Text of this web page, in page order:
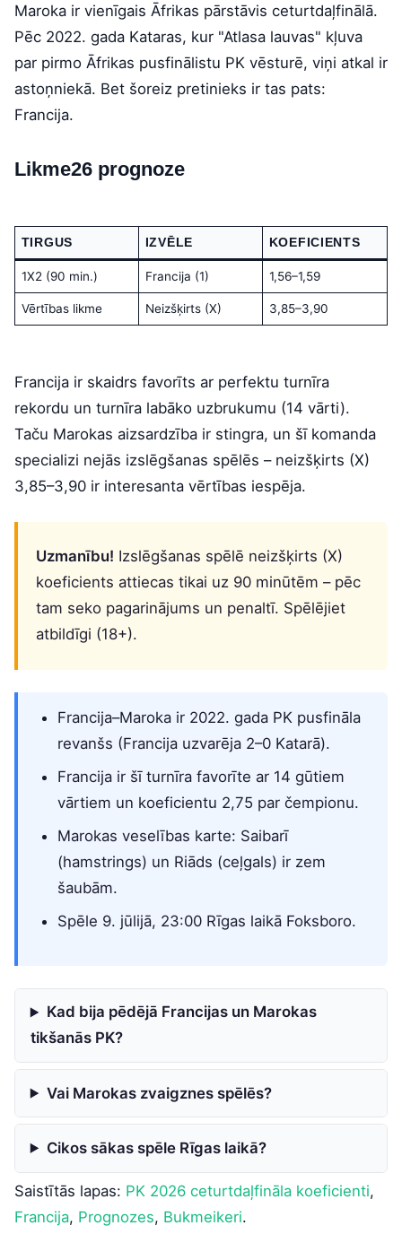
Maroka ir vienīgais Āfrikas pārstāvis ceturtdaļfinālā.
Pēc 2022. gada Kataras, kur "Atlasa lauvas" kļuva
par pirmo Āfrikas pusfinālistu PK vēsturē, viņi atkal ir
astoņniekā. Bet šoreiz pretinieks ir tas pats:
Francija.
Likme26 prognoze
TIRGUS IZVĒLE KOEFICIENTS
1X2 (90 min.) Francija (1) 1,56–1,59
Vērtības likme Neizšķirts (X) 3,85–3,90
Francija ir skaidrs favorīts ar perfektu turnīra
rekordu un turnīra labāko uzbrukumu (14 vārti).
Taču Marokas aizsardzība ir stingra, un šī komanda
specializi nejās izslēgšanas spēlēs – neizšķirts (X)
3,85–3,90 ir interesanta vērtības iespēja.
Uzmanību! Izslēgšanas spēlē neizšķirts (X)
koeficients attiecas tikai uz 90 minūtēm – pēc
tam seko pagarinājums un penaltī. Spēlējiet
atbildīgi (18+).
Francija–Maroka ir 2022. gada PK pusfināla
revanšs (Francija uzvarēja 2–0 Katarā).
Francija ir šī turnīra favorīte ar 14 gūtiem
vārtiem un koeficientu 2,75 par čempionu.
Marokas veselības karte: Saibarī
(hamstrings) un Riāds (ceļgals) ir zem
šaubām.
Spēle 9. jūlijā, 23:00 Rīgas laikā Foksboro.
Kad bija pēdējā Francijas un Marokas
tikšanās PK?
Vai Marokas zvaigznes spēlēs?
Cikos sākas spēle Rīgas laikā?
Saistītās lapas: PK 2026 ceturtdaļfināla koeficienti,
Francija, Prognozes, Bukmeikeri.